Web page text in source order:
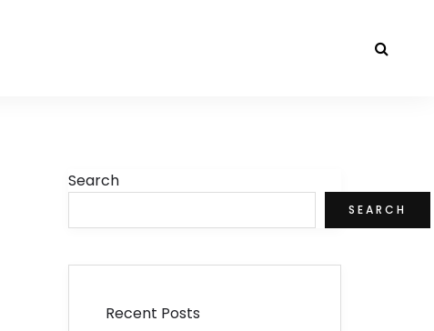
Search
SEARCH
Recent Posts